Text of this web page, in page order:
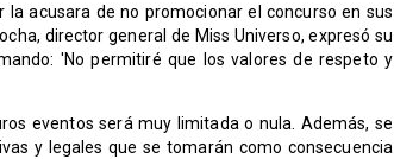
acusara de no promocionar el concurso en sus
director general de Miss Universo, expresó su
'No permitiré que los valores de respeto y
eventos será muy limitada o nula. Además, se
y legales que se tomarán como consecuencia